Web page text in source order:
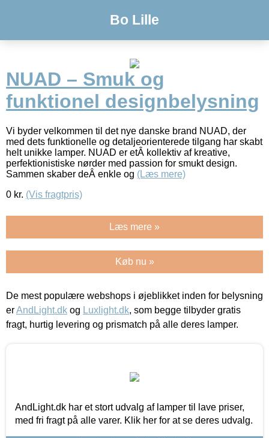
Bo Lille
NUAD – Smuk og
funktionel designbelysning
Vi byder velkommen til det nye danske brand NUAD, der
med dets funktionelle og detaljeorienterede tilgang har skabt
helt unikke lamper. NUAD er etÂ kollektiv af kreative,
perfektionistiske nørder med passion for smukt design.
Sammen skaber deÂ enkle og (Læs mere)
0 kr. (Vis fragtpris)
Læs mere »
Køb nu »
De mest populære webshops i øjeblikket inden for belysning
erAndLight.dk og Luxlight.dk, som begge tilbyder gratis
fragt, hurtig levering og prismatch på alle deres lamper.
AndLight.dk har et stort udvalg af lamper til lave priser,
med fri fragt på alle varer. Klik her for at se deres udvalg.